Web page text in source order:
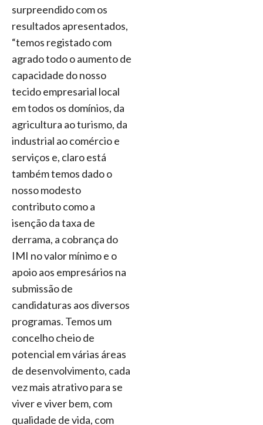
surpreendido com os
resultados apresentados,
“temos registado com
agrado todo o aumento de
capacidade do nosso
tecido empresarial local
em todos os domínios, da
agricultura ao turismo, da
industrial ao comércio e
serviços e, claro está
também temos dado o
nosso modesto
contributo como a
isenção da taxa de
derrama, a cobrança do
IMI no valor mínimo e o
apoio aos empresários na
submissão de
candidaturas aos diversos
programas. Temos um
concelho cheio de
potencial em várias áreas
de desenvolvimento, cada
vez mais atrativo para se
viver e viver bem, com
qualidade de vida, com